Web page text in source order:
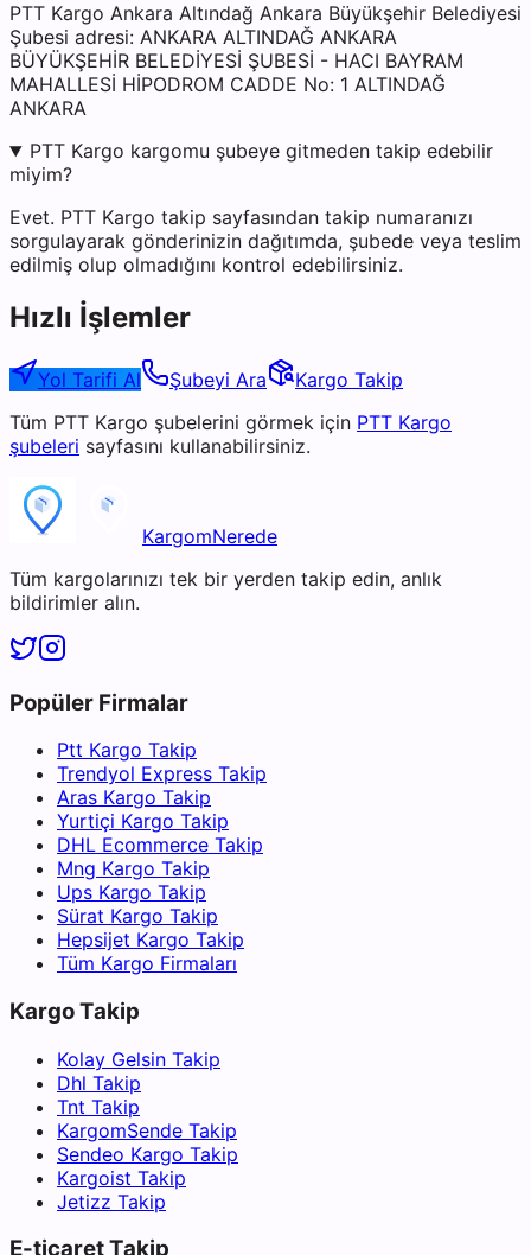
PTT Kargo Ankara Altındağ Ankara Büyükşehir Belediyesi
Şubesi adresi: ANKARA ALTINDAĞ ANKARA
BÜYÜKŞEHİR BELEDİYESİ ŞUBESİ - HACI BAYRAM
MAHALLESİ HİPODROM CADDE No: 1 ALTINDAĞ
ANKARA
PTT Kargo kargomu şubeye gitmeden takip edebilir
miyim?
Evet. PTT Kargo takip sayfasından takip numaranızı
sorgulayarak gönderinizin dağıtımda, şubede veya teslim
edilmiş olup olmadığını kontrol edebilirsiniz.
Hızlı İşlemler
Yol Tarifi Al Şubeyi Ara
Kargo Takip
Tüm PTT Kargo şubelerini görmek için PTT Kargo
şubeleri sayfasını kullanabilirsiniz.
KargomNerede
Tüm kargolarınızı tek bir yerden takip edin, anlık
bildirimler alın.
Popüler Firmalar
Ptt Kargo Takip
Trendyol Express Takip
Aras Kargo Takip
Yurtiçi Kargo Takip
DHL Ecommerce Takip
Mng Kargo Takip
Ups Kargo Takip
Sürat Kargo Takip
Hepsijet Kargo Takip
Tüm Kargo Firmaları
Kargo Takip
Kolay Gelsin Takip
Dhl Takip
Tnt Takip
KargomSende Takip
Sendeo Kargo Takip
Kargoist Takip
Jetizz Takip
E-ticaret Takip